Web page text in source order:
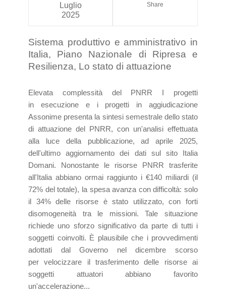
Luglio
2025
Share
Sistema produttivo e amministrativo in
Italia, Piano Nazionale di Ripresa e
Resilienza, Lo stato di attuazione
Elevata complessità del PNRR I progetti
in esecuzione e i progetti in aggiudicazione
Assonime presenta la sintesi semestrale dello stato
di attuazione del PNRR, con un'analisi effettuata
alla luce della pubblicazione, ad aprile 2025,
dell'ultimo aggiornamento dei dati sul sito Italia
Domani. Nonostante le risorse PNRR trasferite
all'Italia abbiano ormai raggiunto i €140 miliardi (il
72% del totale), la spesa avanza con difficoltà: solo
il 34% delle risorse è stato utilizzato, con forti
disomogeneità tra le missioni. Tale situazione
richiede uno sforzo significativo da parte di tutti i
soggetti coinvolti. È plausibile che i provvedimenti
adottati dal Governo nel dicembre scorso
per velocizzare il trasferimento delle risorse ai
soggetti attuatori abbiano favorito
un'accelerazione...